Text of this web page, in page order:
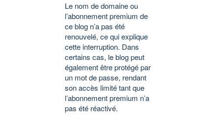
Le nom de domaine ou
l’abonnement premium de
ce blog n’a pas été
renouvelé, ce qui explique
cette interruption. Dans
certains cas, le blog peut
également être protégé par
un mot de passe, rendant
son accès limité tant que
l’abonnement premium n’a
pas été réactivé.